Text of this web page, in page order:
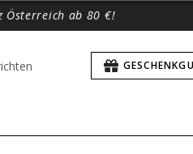
Österreich ab 80 €!